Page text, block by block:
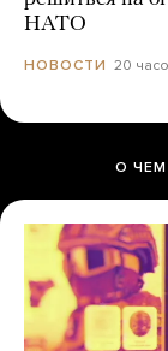
НАТО
НОВОСТИ 20
О